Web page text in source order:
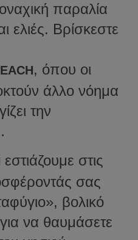
παραλία
ελιές. Βρίσκεστε
EACH, όπου οι
άλλο νόημα
την
εστιάζουμε στις
σας
βολικό
να θαυμάσετε